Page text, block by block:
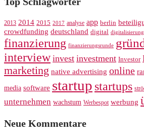
2013 2014 2015 2017 analyse app berlin
crowdfunding deutschland digital digitalisierung
finanzierung finanzierungsrunde
interview invest investment Investor
marketing native advertising online
media software startup startups
unternehmen wachstum Werbespot werbung
Neue Kommentare